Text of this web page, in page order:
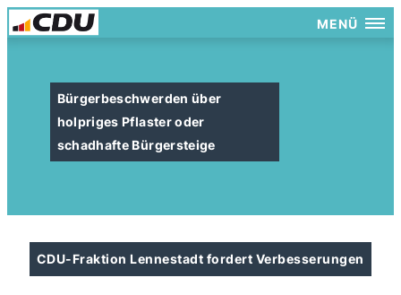
MENÜ
Bürgerbeschwerden über
holpriges Pflaster oder
schadhafte Bürgersteige
CDU-Fraktion Lennestadt fordert Verbesserungen